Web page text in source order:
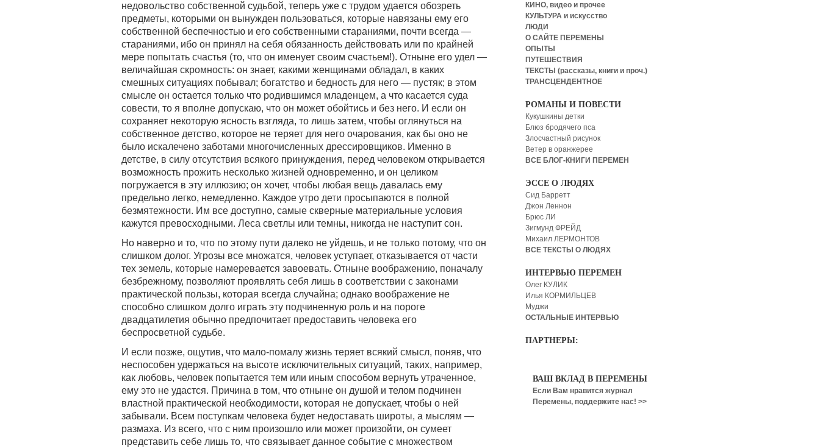
недовольство собственной судьбой, теперь уже с трудом удается обозреть
предметы, которыми он вынужден пользоваться, которые навязаны ему его
собственной беспечностью и его собственными стараниями, почти всегда —
стараниями, ибо он принял на себя обязанность действовать или по крайней
мере попытать счастья (то, что он именует своим счастьем!). Отныне его удел —
величайшая скромность: он знает, какими женщинами обладал, в каких
смешных ситуациях побывал; богатство и бедность для него — пустяк; в этом
смысле он остается только что родившимся младенцем, а что касается суда
совести, то я вполне допускаю, что он может обойтись и без него. И если он
сохраняет некоторую ясность взгляда, то лишь затем, чтобы оглянуться на
собственное детство, которое не теряет для него очарования, как бы оно не
было искалечено заботами многочисленных дрессировщиков. Именно в
детстве, в силу отсутствия всякого принуждения, перед человеком открывается
возможность прожить несколько жизней одновременно, и он целиком
погружается в эту иллюзию; он хочет, чтобы любая вещь давалась ему
предельно легко, немедленно. Каждое утро дети просыпаются в полной
безмятежности. Им все доступно, самые скверные материальные условия
кажутся превосходными. Леса светлы или темны, никогда не наступит сон.
Но наверно и то, что по этому пути далеко не уйдешь, и не только потому, что он
слишком долог. Угрозы все множатся, человек уступает, отказывается от части
тех земель, которые намеревается завоевать. Отныне воображению, поначалу
безбрежному, позволяют проявлять себя лишь в соответствии с законами
практической пользы, которая всегда случайна; однако воображение не
способно слишком долго играть эту подчиненную роль и на пороге
двадцатилетия обычно предпочитает предоставить человека его
беспросветной судьбе.
И если позже, ощутив, что мало-помалу жизнь теряет всякий смысл, поняв, что
неспособен удержаться на высоте исключительных ситуаций, таких, например,
как любовь, человек попытается тем или иным способом вернуть утраченное,
ему это не удастся. Причина в том, что отныне он душой и телом подчинен
властной практической необходимости, которая не допускает, чтобы о ней
забывали. Всем поступкам человека будет недоставать широты, а мыслям —
размаха. Из всего, что с ним произошло или может произойти, он сумеет
представить себе лишь то, что связывает данное событие с множеством
КИНО, видео и прочее
КУЛЬТУРА и искусство
ЛЮДИ
О САЙТЕ ПЕРЕМЕНЫ
ОПЫТЫ
ПУТЕШЕСТВИЯ
ТЕКСТЫ (рассказы, книги и проч.)
ТРАНСЦЕНДЕНТНОЕ
РОМАНЫ И ПОВЕСТИ
Кукушкины детки
Блюз бродячего пса
Злосчастный рисунок
Ветер в оранжерее
ВСЕ БЛОГ-КНИГИ ПЕРЕМЕН
ЭССЕ О ЛЮДЯХ
Сид Барретт
Джон Леннон
Брюс ЛИ
Зигмунд ФРЕЙД
Михаил ЛЕРМОНТОВ
ВСЕ ТЕКСТЫ О ЛЮДЯХ
ИНТЕРВЬЮ ПЕРЕМЕН
Олег КУЛИК
Илья КОРМИЛЬЦЕВ
Муджи
ОСТАЛЬНЫЕ ИНТЕРВЬЮ
ПАРТНЕРЫ:
ВАШ ВКЛАД В ПЕРЕМЕНЫ
Если Вам нравится журнал
Перемены, поддержите нас! >>